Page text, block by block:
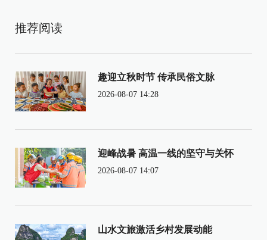
推荐阅读
趣迎立秋时节 传承民俗文脉
2026-08-07 14:28
迎峰战暑 高温一线的坚守与关怀
2026-08-07 14:07
山水文旅激活乡村发展动能